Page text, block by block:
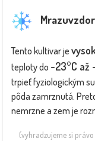
Tento kultivar je
teploty do -23°C až
trpieť fyziologickým
pôda zamrznutá.
nemrzne a zem je
(vyhradzujeme si